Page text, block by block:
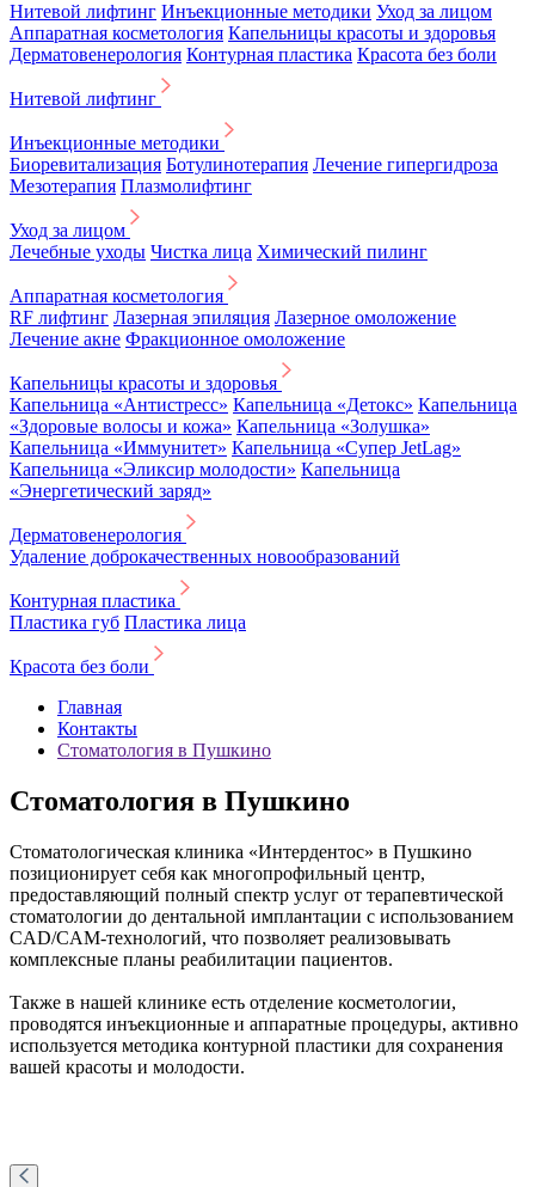
Нитевой лифтинг Инъекционные методики Уход за лицом
Аппаратная косметология Капельницы красоты и здоровья
Дерматовенерология Контурная пластика Красота без боли
Нитевой лифтинг
Инъекционные методики
Биоревитализация Ботулинотерапия Лечение гипергидроза
Мезотерапия Плазмолифтинг
Уход за лицом
Лечебные уходы Чистка лица Химический пилинг
Аппаратная косметология
RF лифтинг Лазерная эпиляция Лазерное омоложение
Лечение акне Фракционное омоложение
Капельницы красоты и здоровья
Капельница «Антистресс» Капельница «Детокс» Капельница
«Здоровые волосы и кожа» Капельница «Золушка»
Капельница «Иммунитет» Капельница «Супер JetLag»
Капельница «Эликсир молодости» Капельница
«Энергетический заряд»
Дерматовенерология
Удаление доброкачественных новообразований
Контурная пластика
Пластика губ Пластика лица
Красота без боли
Главная
Контакты
Стоматология в Пушкино
Стоматология в Пушкино
Стоматологическая клиника «Интердентос» в Пушкино
позиционирует себя как многопрофильный центр,
предоставляющий полный спектр услуг от терапевтической
стоматологии до дентальной имплантации с использованием
CAD/CAM-технологий, что позволяет реализовывать
комплексные планы реабилитации пациентов.
Также в нашей клинике есть отделение косметологии,
проводятся инъекционные и аппаратные процедуры, активно
используется методика контурной пластики для сохранения
вашей красоты и молодости.